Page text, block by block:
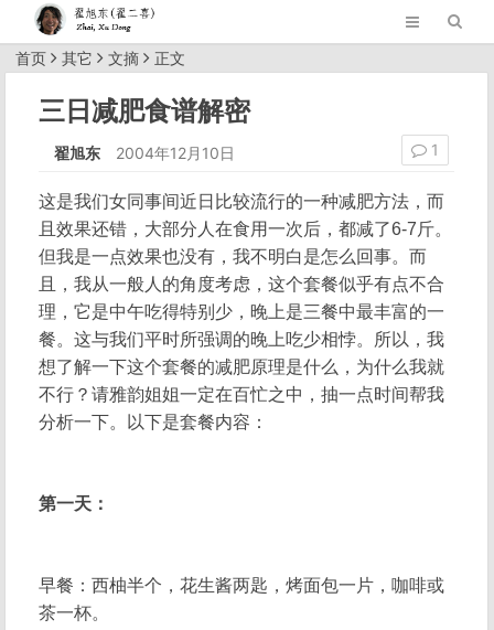
首页 其它 文摘 正文
三日减肥食谱解密
翟旭东 2004年12月10日 1
这是我们女同事间近日比较流行的一种减肥方法，而
且效果还错，大部分人在食用一次后，都减了6-7斤。
但我是一点效果也没有，我不明白是怎么回事。而
且，我从一般人的角度考虑，这个套餐似乎有点不合
理，它是中午吃得特别少，晚上是三餐中最丰富的一
餐。这与我们平时所强调的晚上吃少相悖。所以，我
想了解一下这个套餐的减肥原理是什么，为什么我就
不行？请雅韵姐姐一定在百忙之中，抽一点时间帮我
分析一下。以下是套餐内容：
第一天：
早餐：西柚半个，花生酱两匙，烤面包一片，咖啡或
茶一杯。